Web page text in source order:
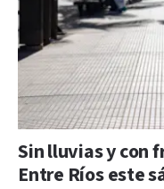
Sin lluvias y con
Entre Ríos este